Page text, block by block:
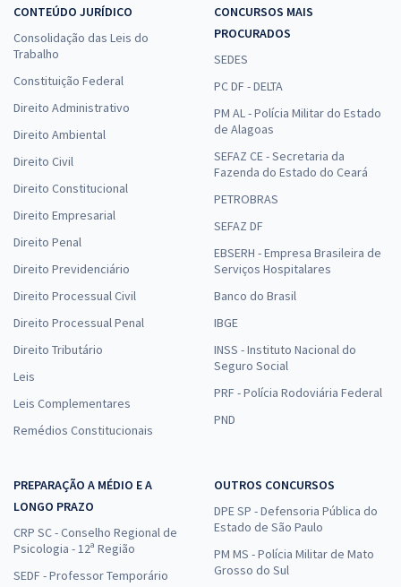
CONTEÚDO JURÍDICO
Consolidação das Leis do
Trabalho
Constituição Federal
Direito Administrativo
Direito Ambiental
Direito Civil
Direito Constitucional
Direito Empresarial
Direito Penal
Direito Previdenciário
Direito Processual Civil
Direito Processual Penal
Direito Tributário
Leis
Leis Complementares
Remédios Constitucionais
CONCURSOS MAIS
PROCURADOS
SEDES
PC DF - DELTA
PM AL - Polícia Militar do Estado
de Alagoas
SEFAZ CE - Secretaria da
Fazenda do Estado do Ceará
PETROBRAS
SEFAZ DF
EBSERH - Empresa Brasileira de
Serviços Hospitalares
Banco do Brasil
IBGE
INSS - Instituto Nacional do
Seguro Social
PRF - Polícia Rodoviária Federal
PND
PREPARAÇÃO A MÉDIO E A
LONGO PRAZO
CRP SC - Conselho Regional de
Psicologia - 12ª Região
SEDF - Professor Temporário
OUTROS CONCURSOS
DPE SP - Defensoria Pública do
Estado de São Paulo
PM MS - Polícia Militar de Mato
Grosso do Sul